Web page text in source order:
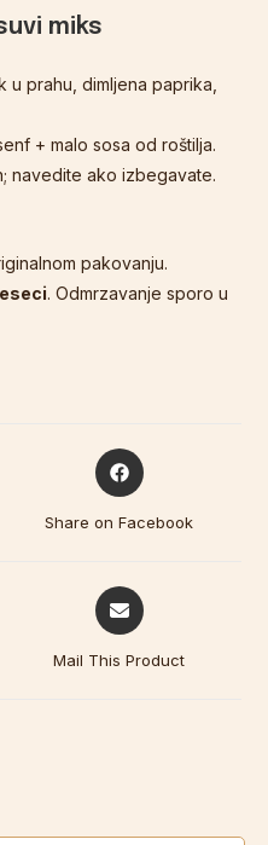
miks
u prahu, dimljena paprika,
+ malo sosa od roštilja.
navedite ako izbegavate.
pakovanju.
. Odmrzavanje sporo u
Share on Facebook
Mail This Product